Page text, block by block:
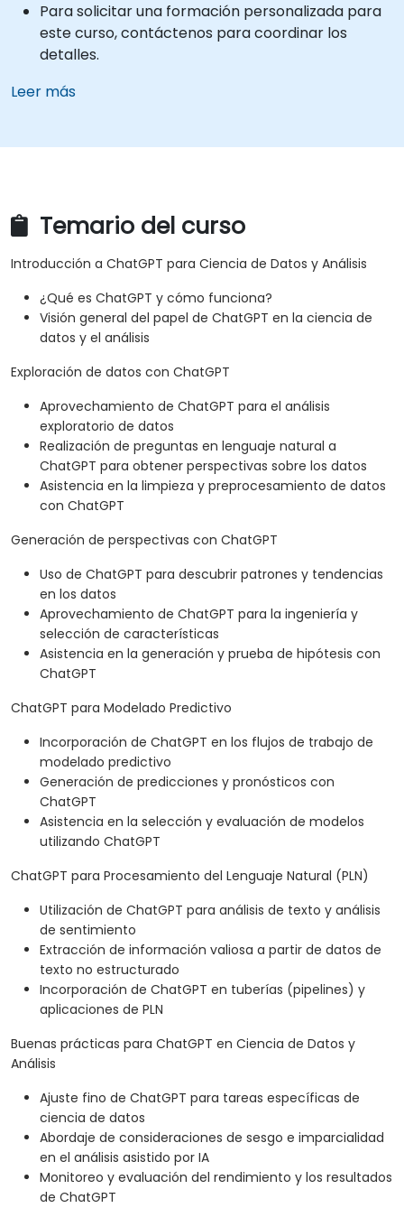
Para solicitar una formación personalizada para
este curso, contáctenos para coordinar los
detalles.
Leer más
Temario del curso
Introducción a ChatGPT para Ciencia de Datos y Análisis
¿Qué es ChatGPT y cómo funciona?
Visión general del papel de ChatGPT en la ciencia de
datos y el análisis
Exploración de datos con ChatGPT
Aprovechamiento de ChatGPT para el análisis
exploratorio de datos
Realización de preguntas en lenguaje natural a
ChatGPT para obtener perspectivas sobre los datos
Asistencia en la limpieza y preprocesamiento de datos
con ChatGPT
Generación de perspectivas con ChatGPT
Uso de ChatGPT para descubrir patrones y tendencias
en los datos
Aprovechamiento de ChatGPT para la ingeniería y
selección de características
Asistencia en la generación y prueba de hipótesis con
ChatGPT
ChatGPT para Modelado Predictivo
Incorporación de ChatGPT en los flujos de trabajo de
modelado predictivo
Generación de predicciones y pronósticos con
ChatGPT
Asistencia en la selección y evaluación de modelos
utilizando ChatGPT
ChatGPT para Procesamiento del Lenguaje Natural (PLN)
Utilización de ChatGPT para análisis de texto y análisis
de sentimiento
Extracción de información valiosa a partir de datos de
texto no estructurado
Incorporación de ChatGPT en tuberías (pipelines) y
aplicaciones de PLN
Buenas prácticas para ChatGPT en Ciencia de Datos y
Análisis
Ajuste fino de ChatGPT para tareas específicas de
ciencia de datos
Abordaje de consideraciones de sesgo e imparcialidad
en el análisis asistido por IA
Monitoreo y evaluación del rendimiento y los resultados
de ChatGPT